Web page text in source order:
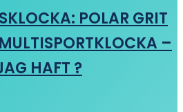
POLAR GRIT
–
HAFT ?